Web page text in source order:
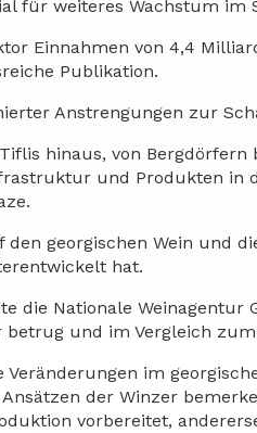
für weiteres Wachstum im
Einnahmen von 4,4
Publikation.
Anstrengungen zur
hinaus, von
und Produkten in
georgischen Wein und
hat.
die Nationale Weinagentur
und im Vergleich
im
der Winzer
vorbereitet,